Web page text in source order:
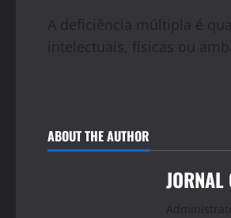
A deficiência múltipla é
intelectuais, físicas ou
ABOUT THE AUTHOR